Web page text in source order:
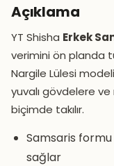
Açıklama
YT Shisha Erkek
verimini ön planda
Nargile Lülesi
yuvalı gövdelere ve
biçimde takılır.
Samsaris formu
sağlar